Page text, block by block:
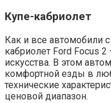
Купе-кабриолет
Как и все автомобили
кабриолет Ford Focus
искусства. В этом
комфортной езды в
технические
ценовой диапазон.